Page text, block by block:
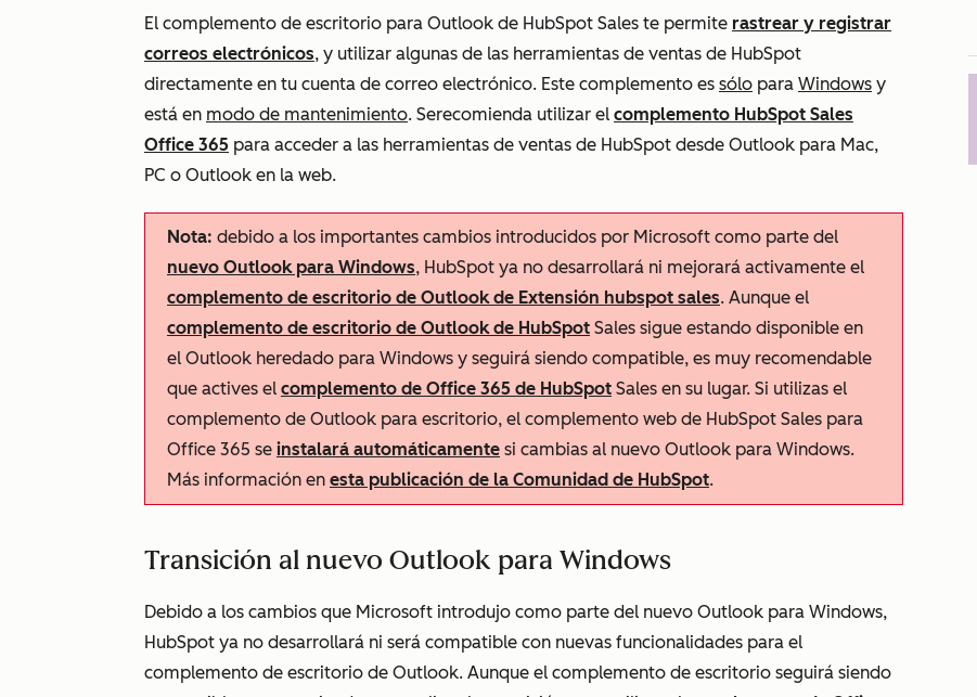
El complemento de escritorio para Outlook de HubSpot Sales te permite rastrear y registrar
correos electrónicos, y utilizar algunas de las herramientas de ventas de HubSpot
directamente en tu cuenta de correo electrónico. Este complemento es sólo para Windows y
está en modo de mantenimiento. Serecomienda utilizar el complemento HubSpot Sales
Office 365 para acceder a las herramientas de ventas de HubSpot desde Outlook para Mac,
PC o Outlook en la web.
Nota: debido a los importantes cambios introducidos por Microsoft como parte del
nuevo Outlook para Windows, HubSpot ya no desarrollará ni mejorará activamente el
complemento de escritorio de Outlook de Extensión hubspot sales. Aunque el
complemento de escritorio de Outlook de HubSpot Sales sigue estando disponible en
el Outlook heredado para Windows y seguirá siendo compatible, es muy recomendable
que actives el complemento de Office 365 de HubSpot Sales en su lugar. Si utilizas el
complemento de Outlook para escritorio, el complemento web de HubSpot Sales para
Office 365 se instalará automáticamente si cambias al nuevo Outlook para Windows.
Más información en esta publicación de la Comunidad de HubSpot.
Transición al nuevo Outlook para Windows
Debido a los cambios que Microsoft introdujo como parte del nuevo Outlook para Windows,
HubSpot ya no desarrollará ni será compatible con nuevas funcionalidades para el
complemento de escritorio de Outlook. Aunque el complemento de escritorio seguirá siendo